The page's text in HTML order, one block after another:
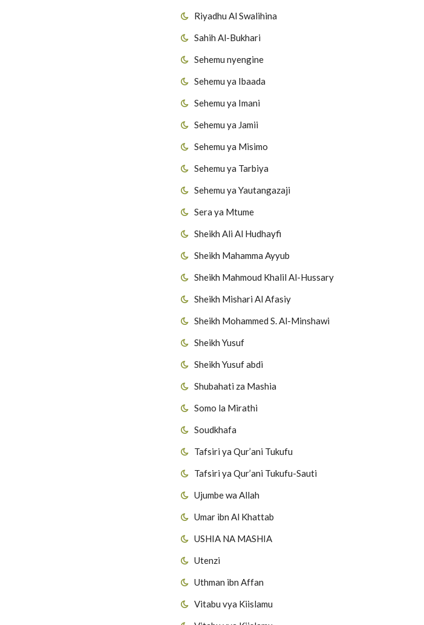
Riyadhu Al Swalihina
Sahih Al-Bukhari
Sehemu nyengine
Sehemu ya Ibaada
Sehemu ya Imani
Sehemu ya Jamii
Sehemu ya Misimo
Sehemu ya Tarbiya
Sehemu ya Yautangazaji
Sera ya Mtume
Sheikh Ali Al Hudhayfi
Sheikh Mahamma Ayyub
Sheikh Mahmoud Khalil Al-Hussary
Sheikh Mishari Al Afasiy
Sheikh Mohammed S. Al-Minshawi
Sheikh Yusuf
Sheikh Yusuf abdi
Shubahati za Mashia
Somo la Mirathi
Soudkhafa
Tafsiri ya Qur’ani Tukufu
Tafsiri ya Qur’ani Tukufu-Sauti
Ujumbe wa Allah
Umar ibn Al Khattab
USHIA NA MASHIA
Utenzi
Uthman ibn Affan
Vitabu vya Kiislamu